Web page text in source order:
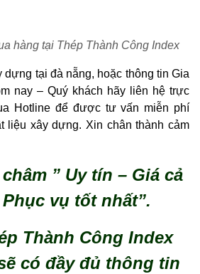
hàng tại Thép Thành Công Index
dựng tại đà nẵng, hoặc thông tin Gia
nay – Quý khách hãy liên hệ trực
Hotline để được tư vấn miễn phí
liệu xây dựng. Xin chân thành cảm
” Uy tín – Giá cả
vụ tốt nhất”.
Thành Công Index
có đầy đủ thông tin